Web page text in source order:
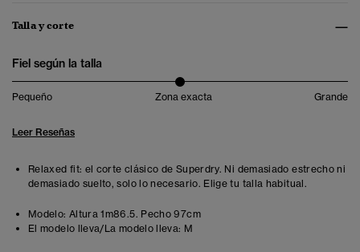
Talla y corte
Fiel según la talla
Pequeño Zona exacta Grande
Leer Reseñas
Relaxed fit: el corte clásico de Superdry. Ni demasiado estrecho ni
demasiado suelto, solo lo necesario. Elige tu talla habitual.
Modelo: Altura 1m86.5. Pecho 97cm
El modelo lleva/La modelo lleva: M